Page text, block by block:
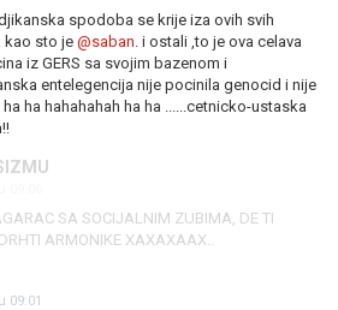
spodoba se krije iza ovih svih
kao sto je @saban. i ostali ,to je ova celava
iz GERS sa svojim bazenom i
entelegencija nije pocinila genocid i nije
ha hahahahah ha ha ......cetnicko-ustaska
SA SOCIJALNIM ZUBIMA, DE TI
ARMONIKE XAXAXAAX..
09:01